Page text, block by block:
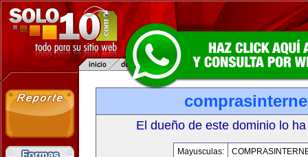
El dueño de este dominio lo
Mayusculas: